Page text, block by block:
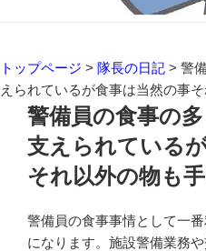
トップページ > 隊長の日記 > 警
えられているが食事は当然の事
警備員の食事の
支えられている
それ以外の物も
警備員の食事事情として一
になります。施設警備業務